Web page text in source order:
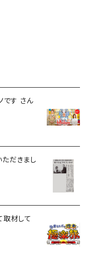
す さん
だきまし
材して